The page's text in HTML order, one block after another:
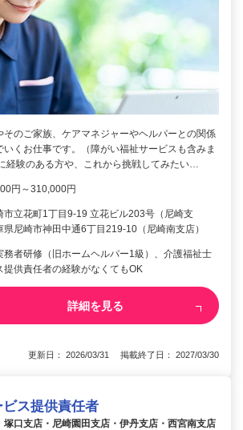
そのご家族、ケアマネジャーやヘルパーとの関係
いくお仕事です。（障がい福祉サービスも含みま
経験のある方や、これから挑戦してみたい…
円～310,000円
市立花町1丁目9-19 立花ビル203号（尼崎支
県尼崎市神田中通6丁目219-10（尼崎南支店）
務者研修（旧ホームヘルパー1級）、介護福祉士
供責任者の経験がなくてもOK
詳細を見る
更新日： 2026/03/31 掲載終了日： 2027/03/30
ス提供責任者
口支店・尼崎園田支店・伊丹支店・西宮南支店